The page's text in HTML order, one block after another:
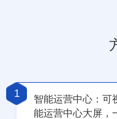
1
智能运营中心：可
能运营中心大屏，